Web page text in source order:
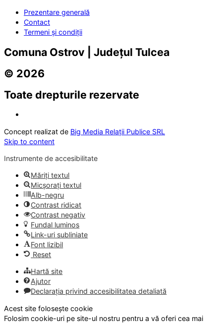
Prezentare generală
Contact
Termeni și condiții
Comuna Ostrov | Județul Tulcea
© 2026
Toate drepturile rezervate
Concept realizat de Big Media Relații Publice SRL
Skip to content
Instrumente de accesibilitate
Măriți textul
Micșorați textul
Alb-negru
Contrast ridicat
Contrast negativ
Fundal luminos
Link-uri subliniate
Font lizibil
Reset
Hartă site
Ajutor
Declarația privind accesibilitatea detaliată
Acest site folosește cookie
Folosim cookie-uri pe site-ul nostru pentru a vă oferi cea mai